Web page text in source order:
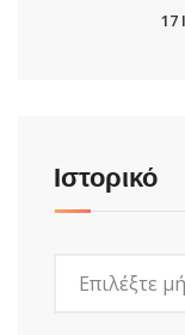
17
Ιστορικό